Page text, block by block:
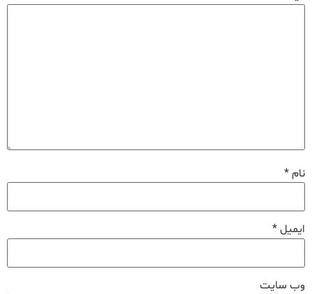
نام*
ایمیل*
وب‌ سایت